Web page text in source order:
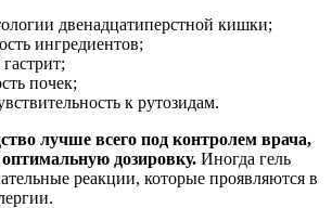
двенадцатиперстной кишки;
ингредиентов;
почек;
к рутозидам.
лучше всего под контролем врача,
дозировку. Иногда гель
реакции, которые проявляются в